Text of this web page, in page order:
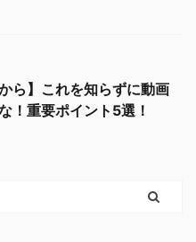
ら】これを知らずに動画
！重要ポイント5選！